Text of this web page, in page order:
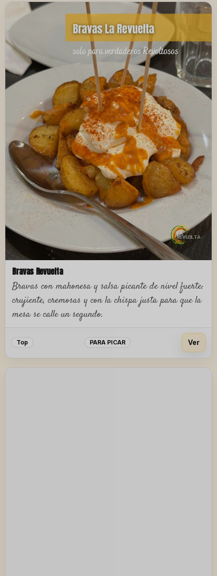
Bravas Revuelta
Bravas con mahonesa y salsa picante de nivel fuerte:
crujiente, cremosas y con la chispa justa para que la
mesa se calle un segundo.
Top PARA PICAR Ver